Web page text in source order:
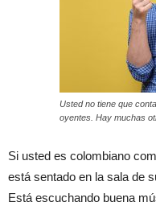
Usted no tiene que
oyentes. Hay muchas
Si usted es colombiano
está sentado en la sala de
Está escuchando buena